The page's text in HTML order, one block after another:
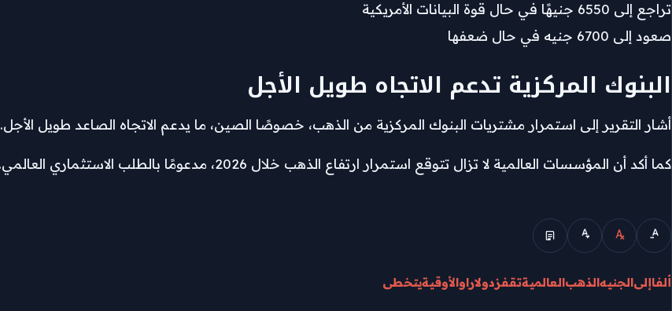
تراجع إلى 6550 جنيهًا في حال قوة البيانات الأمريكية
صعود إلى 6700 جنيه في حال ضعفها
البنوك المركزية تدعم الاتجاه طويل الأجل
أشار التقرير إلى استمرار مشتريات البنوك المركزية من الذهب، خصوصًا الصين، ما يدعم الاتجاه الصاعد طويل الأجل.
كما أكد أن المؤسسات العالمية لا تزال تتوقع استمرار ارتفاع الذهب خلال 2026، مدعومًا بالطلب الاستثماري العالمي.
الوضع المبسط
ألفاإلىالجنيهالذهبالعالميةتقفزدولاراوالأوقيةيتخطى